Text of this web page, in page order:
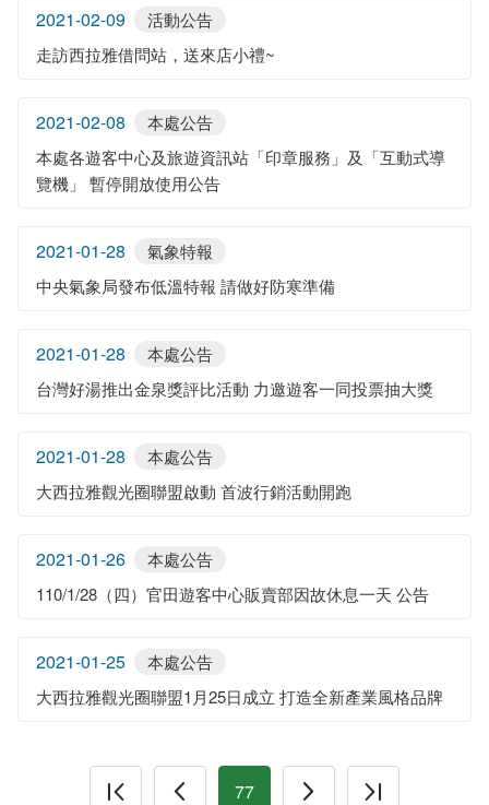
2021-02-09
活動公告
走訪西拉雅借問站，送來店小禮~
2021-02-08
本處公告
本處各遊客中心及旅遊資訊站「印章服務」及「互動式導
覽機」 暫停開放使用公告
2021-01-28
氣象特報
中央氣象局發布低溫特報 請做好防寒準備
2021-01-28
本處公告
台灣好湯推出金泉獎評比活動 力邀遊客一同投票抽大獎
2021-01-28
本處公告
大西拉雅觀光圈聯盟啟動 首波行銷活動開跑
2021-01-26
本處公告
110/1/28（四）官田遊客中心販賣部因故休息一天 公告
2021-01-25
本處公告
大西拉雅觀光圈聯盟1月25日成立 打造全新產業風格品牌
77